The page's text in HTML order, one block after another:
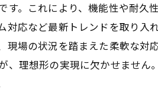
。これにより、機能性や耐
対応など最新トレンドを取り
場の状況を踏まえた柔軟な
理想形の実現に欠かせませ